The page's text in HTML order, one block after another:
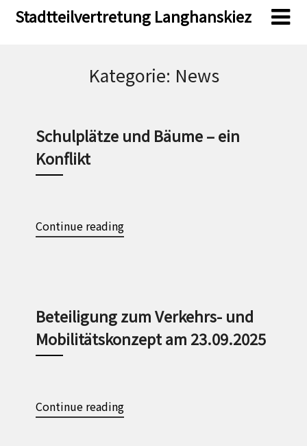
Skip
SkipStadtteilvertretung Langhanskiez
Kategorie: News
Schulplätze und Bäume – ein
Konflikt
Continue reading
Beteiligung zum Verkehrs- und
Mobilitätskonzept am 23.09.2025
Continue reading